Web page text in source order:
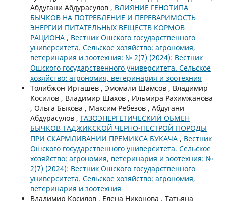
Абдугани Абдурасулов , ВЛИЯНИЕ ГЕНОТИПА
БЫЧКОВ НА ПОТРЕБЛЕНИЕ И ПЕРЕВАРИМОСТЬ
ЭНЕРГИИ ПИТАТЕЛЬНЫХ ВЕЩЕСТВ КОРМОВ
РАЦИОНА , Вестник Ошского государственного
университета. Сельское хозяйство: агрономия,
ветеринария и зоотехния: № 2(7) (2024): Вестник
Ошского государственного университета. Сельское
хозяйство: агрономия, ветеринария и зоотехния
Толибжон Иргашев , Эмомали Шамсов , Владимир
Косилов , Владимир Шахов , Ильмира Рахимжанова
, Ольга Быкова , Максим Ребезов , Абдугани
Абдурасулов , ГАЗОЭНЕРГЕТИЧЕСКИЙ ОБМЕН
БЫЧКОВ ТАДЖИКСКОЙ ЧЕРНО-ПЕСТРОЙ ПОРОДЫ
ПРИ СКАРМЛИВАНИИ ПРЕМИКСА БУКАЧА , Вестник
Ошского государственного университета. Сельское
хозяйство: агрономия, ветеринария и зоотехния: №
2(7) (2024): Вестник Ошского государственного
университета. Сельское хозяйство: агрономия,
ветеринария и зоотехния
Владимир Косилов , Елена Никонова , Татьяна